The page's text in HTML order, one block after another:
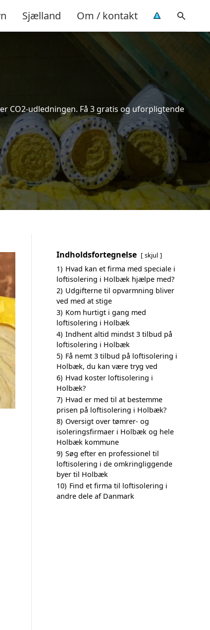
Sjælland Om / kontakt
CO2-udledningen. Få 3 gratis og uforpligtende
Indholdsfortegnelse skjul
1) Hvad kan et firma med speciale i
loftisolering i Holbæk hjælpe med?
2) Udgifterne til opvarmning bliver
ved med at stige
3) Kom hurtigt i gang med
loftisolering i Holbæk
4) Indhent altid mindst 3 tilbud på
loftisolering i Holbæk
5) Få nemt 3 tilbud på loftisolering i
Holbæk, du kan være tryg ved
6) Hvad koster loftisolering i
Holbæk?
7) Hvad er med til at bestemme
prisen på loftisolering i Holbæk?
8) Oversigt over tømrer- og
isoleringsfirmaer i Holbæk og hele
Holbæk kommune
9) Søg efter en professionel til
loftisolering i de omkringliggende
byer til Holbæk
10) Find et firma til loftisolering i
andre dele af Danmark